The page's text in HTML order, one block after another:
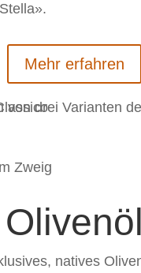
Mehr erfahren
Olivenöl
natives